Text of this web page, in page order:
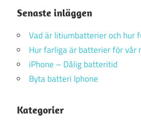
Senaste inläggen
Vad är litiumbatterier och hur
Hur farliga är batterier för vår
iPhone – Dålig batteritid
Byta batteri Iphone
Kategorier